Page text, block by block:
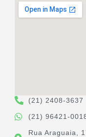
(21) 2408-3637
(21) 96421-
Rua Araguaia,